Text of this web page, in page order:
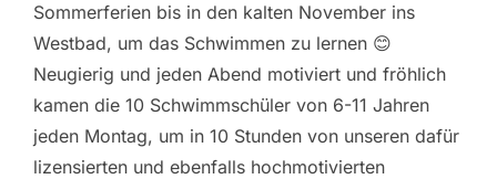
Sommerferien bis in den kalten November ins
Westbad, um das Schwimmen zu lernen 😊
Neugierig und jeden Abend motiviert und fröhlich
kamen die 10 Schwimmschüler von 6-11 Jahren
jeden Montag, um in 10 Stunden von unseren dafür
lizensierten und ebenfalls hochmotivierten